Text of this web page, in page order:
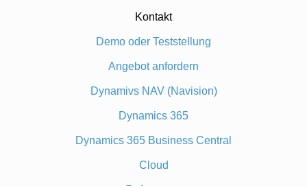
Kontakt
Demo oder Teststellung
Angebot anfordern
Dynamivs NAV (Navision)
Dynamics 365
Dynamics 365 Business Central
Cloud